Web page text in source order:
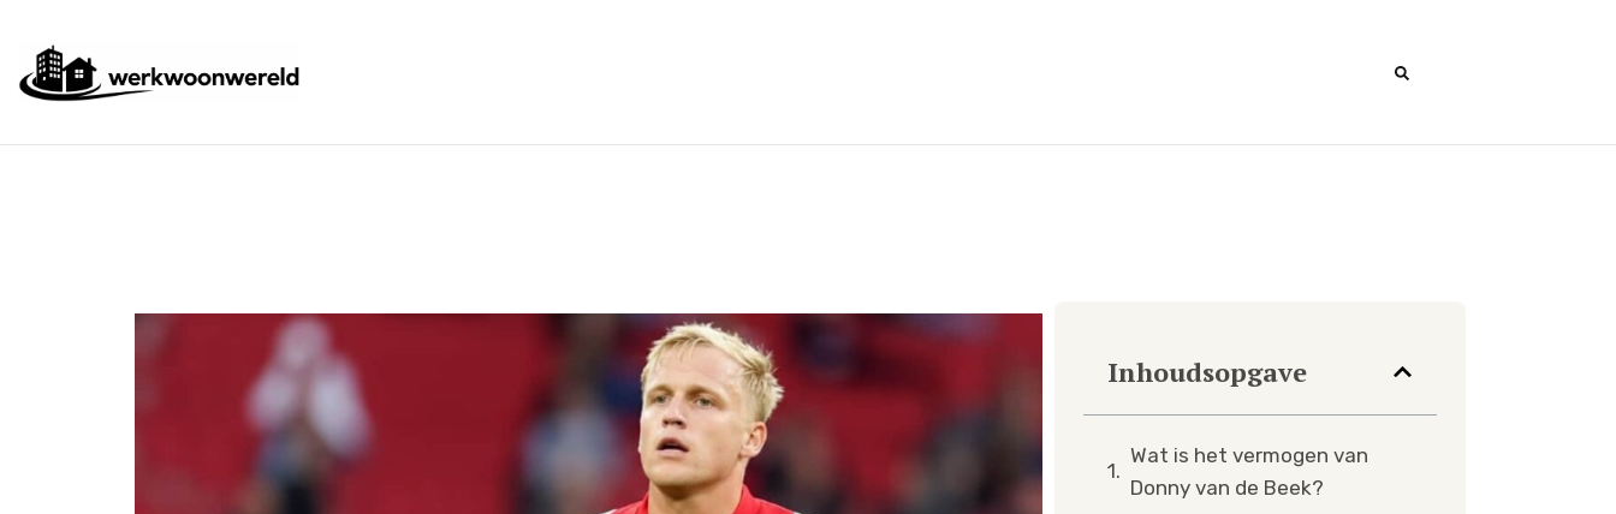
Inhoudsopgave
Wat is het vermogen van
Donny van de Beek?